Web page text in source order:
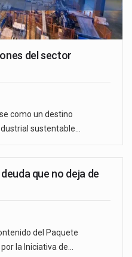
del sector
como un destino
sustentable…
que no deja de
del Paquete
la Iniciativa de…